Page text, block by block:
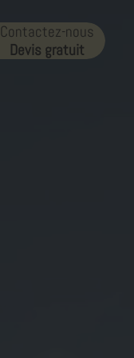
Contactez-nous
Devis gratuit